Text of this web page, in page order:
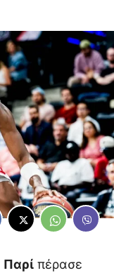
Παρί πέρασε